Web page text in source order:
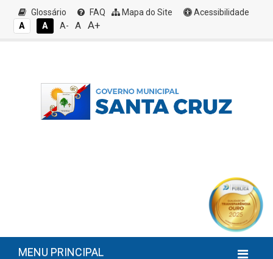
Glossário FAQ Mapa do Site
Acessibilidade
A
A A- A A+
MENU PRINCIPAL